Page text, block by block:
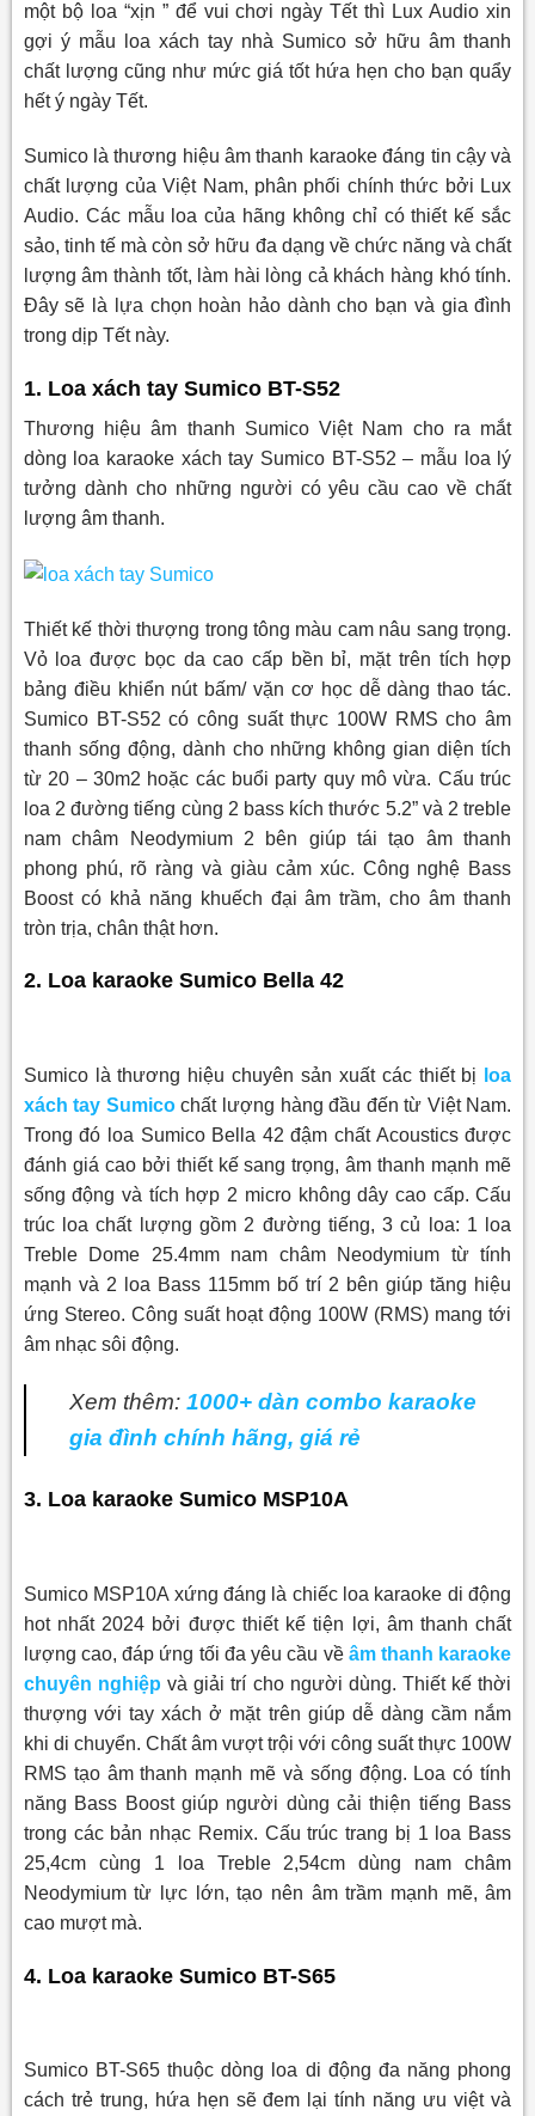
một bộ loa “xịn ” để vui chơi ngày Tết thì Lux Audio xin
gợi ý mẫu loa xách tay nhà Sumico sở hữu âm thanh
chất lượng cũng như mức giá tốt hứa hẹn cho bạn quẩy
hết ý ngày Tết.
Sumico là thương hiệu âm thanh karaoke đáng tin cậy và
chất lượng của Việt Nam, phân phối chính thức bởi Lux
Audio. Các mẫu loa của hãng không chỉ có thiết kế sắc
sảo, tinh tế mà còn sở hữu đa dạng về chức năng và chất
lượng âm thành tốt, làm hài lòng cả khách hàng khó tính.
Đây sẽ là lựa chọn hoàn hảo dành cho bạn và gia đình
trong dịp Tết này.
1. Loa xách tay Sumico BT-S52
Thương hiệu âm thanh Sumico Việt Nam cho ra mắt
dòng loa karaoke xách tay Sumico BT-S52 – mẫu loa lý
tưởng dành cho những người có yêu cầu cao về chất
lượng âm thanh.
Thiết kế thời thượng trong tông màu cam nâu sang trọng.
Vỏ loa được bọc da cao cấp bền bỉ, mặt trên tích hợp
bảng điều khiển nút bấm/ vặn cơ học dễ dàng thao tác.
Sumico BT-S52 có công suất thực 100W RMS cho âm
thanh sống động, dành cho những không gian diện tích
từ 20 – 30m2 hoặc các buổi party quy mô vừa. Cấu trúc
loa 2 đường tiếng cùng 2 bass kích thước 5.2” và 2 treble
nam châm Neodymium 2 bên giúp tái tạo âm thanh
phong phú, rõ ràng và giàu cảm xúc. Công nghệ Bass
Boost có khả năng khuếch đại âm trầm, cho âm thanh
tròn trịa, chân thật hơn.
2. Loa karaoke Sumico Bella 42
Sumico là thương hiệu chuyên sản xuất các thiết bị
loa
xách tay Sumicochất lượng hàng đầu đến từ Việt Nam.
Trong đó loa Sumico Bella 42 đậm chất Acoustics được
đánh giá cao bởi thiết kế sang trọng, âm thanh mạnh mẽ
sống động và tích hợp 2 micro không dây cao cấp. Cấu
trúc loa chất lượng gồm 2 đường tiếng, 3 củ loa: 1 loa
Treble Dome 25.4mm nam châm Neodymium từ tính
mạnh và 2 loa Bass 115mm bố trí 2 bên giúp tăng hiệu
ứng Stereo. Công suất hoạt động 100W (RMS) mang tới
âm nhạc sôi động.
Xem thêm: 1000+ dàn combo karaoke
gia đình chính hãng, giá rẻ
3. Loa karaoke Sumico MSP10A
Sumico MSP10A xứng đáng là chiếc loa karaoke di động
hot nhất 2024 bởi được thiết kế tiện lợi, âm thanh chất
lượng cao, đáp ứng tối đa yêu cầu về âm thanh karaoke
chuyên nghiệp và giải trí cho người dùng. Thiết kế thời
thượng với tay xách ở mặt trên giúp dễ dàng cầm nắm
khi di chuyển. Chất âm vượt trội với công suất thực 100W
RMS tạo âm thanh mạnh mẽ và sống động. Loa có tính
năng Bass Boost giúp người dùng cải thiện tiếng Bass
trong các bản nhạc Remix. Cấu trúc trang bị 1 loa Bass
25,4cm cùng 1 loa Treble 2,54cm dùng nam châm
Neodymium từ lực lớn, tạo nên âm trầm mạnh mẽ, âm
cao mượt mà.
4. Loa karaoke Sumico BT-S65
Sumico BT-S65 thuộc dòng loa di động đa năng phong
cách trẻ trung, hứa hẹn sẽ đem lại tính năng ưu việt và